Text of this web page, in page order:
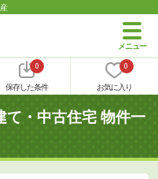
0
保存した条件
0
お気に入り
て・中古住宅 物件一